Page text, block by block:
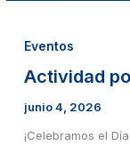
Eventos
Actividad
junio 4, 2026
¡Celebramos el Día del Padre Psicólogo! Reconocemos la